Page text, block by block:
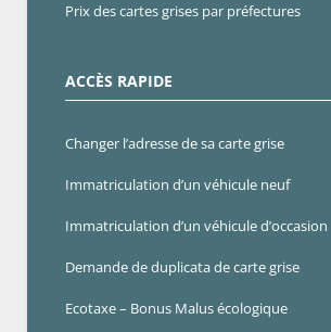
Prix des cartes grises par préfectures
ACCÈS RAPIDE
Changer l’adresse de sa carte grise
Immatriculation d’un véhicule neuf
Immatriculation d’un véhicule d’occasion
Demande de duplicata de carte grise
Ecotaxe – Bonus Malus écologique